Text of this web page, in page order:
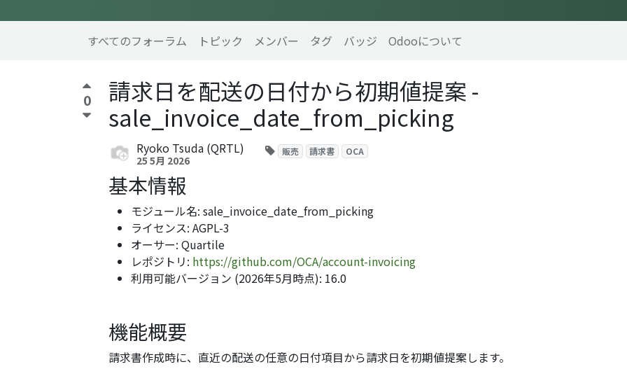
すべてのフォーラム トピック メンバー タグ バッジ Odooについて
0
請求日を配送の日付から初期値提案 -
sale_invoice_date_from_picking
Ryoko Tsuda (QRTL)
25 5月 2026
販売 請求書 OCA
基本情報
モジュール名: sale_invoice_date_from_picking
ライセンス: AGPL-3
オーサー: Quartile
レポジトリ: https://github.com/OCA/account-invoicing
利用可能バージョン (2026年5月時点): 16.0
機能概要
請求書作成時に、直近の配送の任意の日付項目から請求日を初期値提案します。